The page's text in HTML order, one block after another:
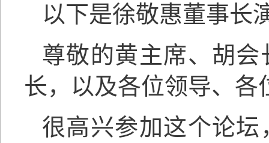
以下是徐敬惠董事长
尊敬的黄主席、胡
长，以及各位领导、
很高兴参加这个论